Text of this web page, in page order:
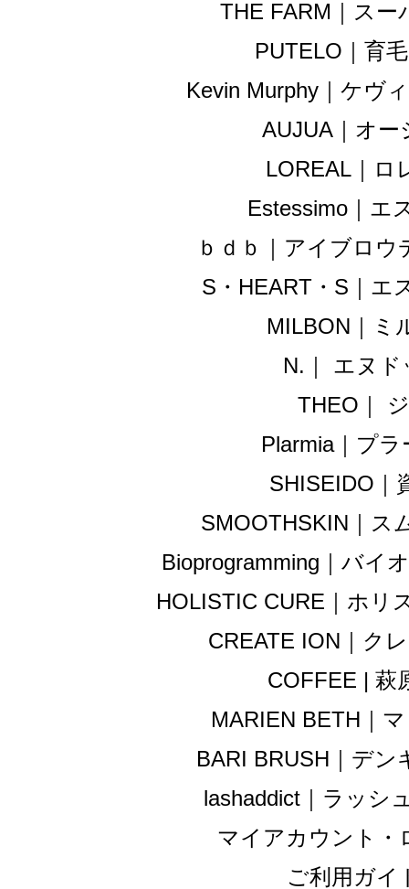
THE FARM｜スー
PUTELO｜育
Kevin Murphy｜ケヴ
AUJUA｜オー
LOREAL｜ロ
Estessimo｜エ
ｂｄｂ｜アイブロウ
S・HEART・S｜エ
MILBON｜ミ
N.｜ エヌド
THEO｜
Plarmia｜プラ
SHISEIDO｜
SMOOTHSKIN｜ス
Bioprogramming｜バイ
HOLISTIC CURE｜ホリ
CREATE ION｜ク
COFFEE | 萩
MARIEN BETH｜
BARI BRUSH｜デン
lashaddict｜ラッシ
マイアカウント・
ご利用ガイ